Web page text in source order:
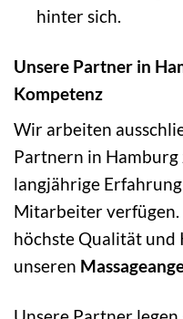
hinter sich.
Unsere Partner in
Kompetenz
Wir arbeiten
Partnern in Hamburg
langjährige
Mitarbeiter verfügen.
höchste Qualität und
unseren